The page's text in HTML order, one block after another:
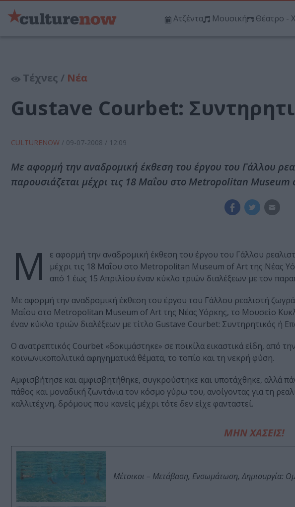
Ατζέντα Μουσική Θέατρο -
Τέχνες / Νέα
Gustave Courbet:
CULTURENOW / 09-07-2008 / 12:09
Με αφορμή την αναδρομική έκθεση του έργου του Γάλλου
παρουσιάζεται μέχρι τις 18 Μαΐου στο Metropolitan
Μ
ε αφορμή την αναδρομική έκθεση του έργου του Γάλλου
μέχρι τις 18 Μαΐου στο Metropolitan Museum of Art της Νέας
από 1 έως 15 Απριλίου έναν κύκλο τριών διαλέξεων με τον
Με αφορμή την αναδρομική έκθεση του έργου του Γάλλου ρεαλιστή
Μαΐου στο Metropolitan Museum of Art της Νέας Υόρκης, τo Mουσείο
έναν κύκλο τριών διαλέξεων με τίτλο Gustave Courbet: Συντηρητικός ή
Ο ανατρεπτικός Courbet «δοκιμάστηκε» σε ποικίλα εικαστικά είδη, από
κοινωνικοπολιτικά αφηγηματικά θέματα, το τοπίο και τη νεκρή φύση.
Αμφισβήτησε και αμφισβητήθηκε, συγκρούστηκε και υποτάχθηκε, αλλά
πάθος και μοναδική ζωντάνια τον κόσμο γύρω του, ανοίγοντας για τη
καλλιτέχνη, δρόμους που κανείς μέχρι τότε δεν είχε φανταστεί.
ΜΗΝ ΧΑΣΕΙΣ!
Μέτοικοι – Μετάβαση, Ενσωμάτωση, Δημιουργία: